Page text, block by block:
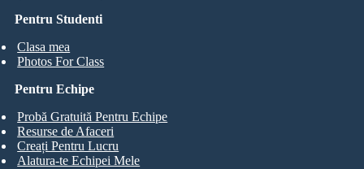
Pentru Studenti
Clasa mea
Photos For Class
Pentru Echipe
Probă Gratuită Pentru Echipe
Resurse de Afaceri
Creați Pentru Lucru
Alatura-te Echipei Mele